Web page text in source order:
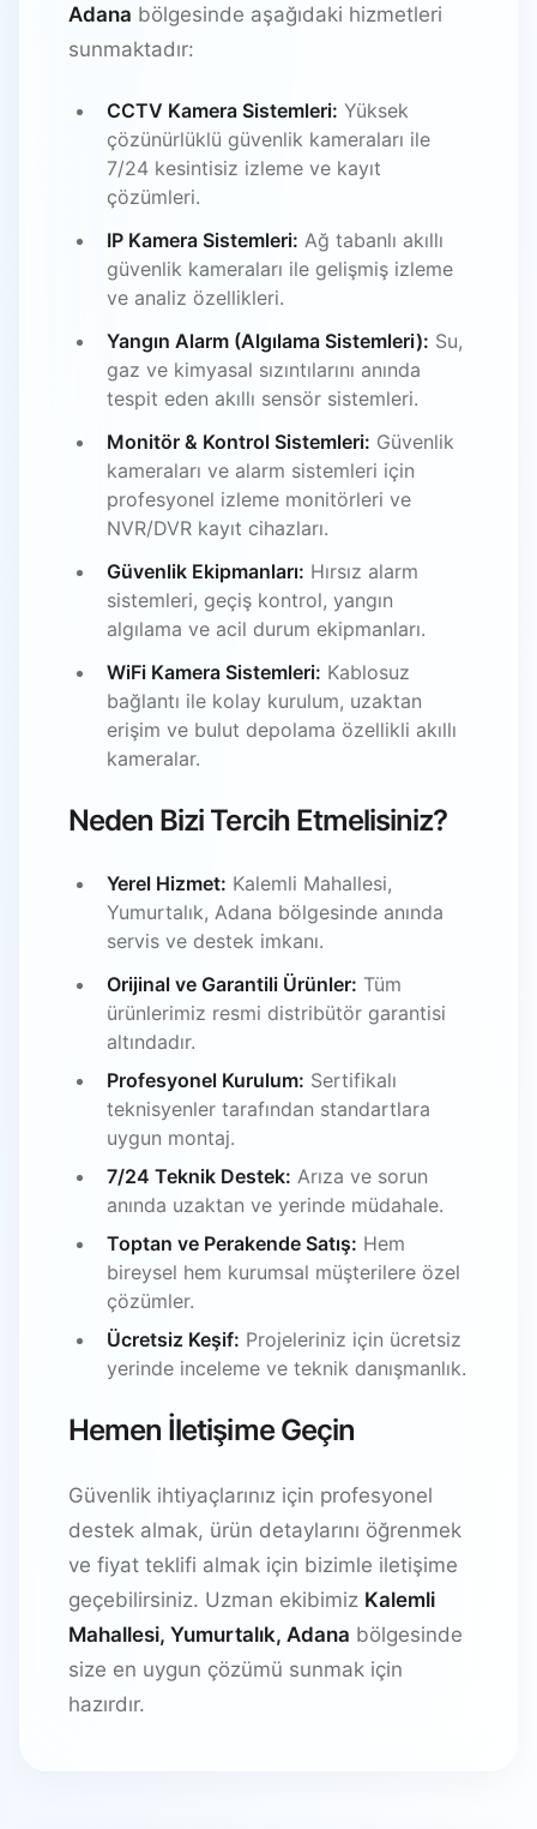
Adana bölgesinde aşağıdaki hizmetleri
sunmaktadır:
CCTV Kamera Sistemleri: Yüksek
çözünürlüklü güvenlik kameraları ile
7/24 kesintisiz izleme ve kayıt
çözümleri.
IP Kamera Sistemleri: Ağ tabanlı akıllı
güvenlik kameraları ile gelişmiş izleme
ve analiz özellikleri.
Yangın Alarm (Algılama Sistemleri): Su,
gaz ve kimyasal sızıntılarını anında
tespit eden akıllı sensör sistemleri.
Monitör & Kontrol Sistemleri: Güvenlik
kameraları ve alarm sistemleri için
profesyonel izleme monitörleri ve
NVR/DVR kayıt cihazları.
Güvenlik Ekipmanları: Hırsız alarm
sistemleri, geçiş kontrol, yangın
algılama ve acil durum ekipmanları.
WiFi Kamera Sistemleri: Kablosuz
bağlantı ile kolay kurulum, uzaktan
erişim ve bulut depolama özellikli akıllı
kameralar.
Neden Bizi Tercih Etmelisiniz?
Yerel Hizmet: Kalemli Mahallesi,
Yumurtalık, Adana bölgesinde anında
servis ve destek imkanı.
Orijinal ve Garantili Ürünler: Tüm
ürünlerimiz resmi distribütör garantisi
altındadır.
Profesyonel Kurulum: Sertifikalı
teknisyenler tarafından standartlara
uygun montaj.
7/24 Teknik Destek: Arıza ve sorun
anında uzaktan ve yerinde müdahale.
Toptan ve Perakende Satış: Hem
bireysel hem kurumsal müşterilere özel
çözümler.
Ücretsiz Keşif: Projeleriniz için ücretsiz
yerinde inceleme ve teknik danışmanlık.
Hemen İletişime Geçin
Güvenlik ihtiyaçlarınız için profesyonel
destek almak, ürün detaylarını öğrenmek
ve fiyat teklifi almak için bizimle iletişime
geçebilirsiniz. Uzman ekibimiz Kalemli
Mahallesi, Yumurtalık, Adana bölgesinde
size en uygun çözümü sunmak için
hazırdır.